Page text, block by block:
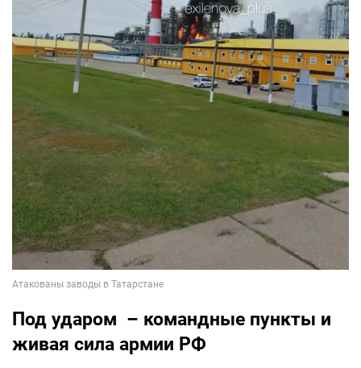
Под ударом – командные пункты и
живая сила армии РФ